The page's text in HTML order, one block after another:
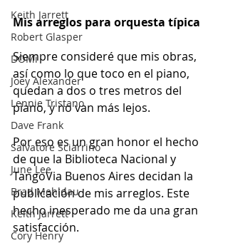
Keith Jarrett
Robert Glasper
DOMi
Joey Alexander
Lennie Tristano
Dave Frank
Salvatore Sciarrino
June Lee
Brad Mehldau
Keith Jarrett
Cory Henry
Mis arreglos para orquesta típica
Siempre consideré que mis obras,
así como lo que toco en el piano,
quedan a dos o tres metros del
piano, y no van más lejos.
Por eso es un gran honor el hecho
de que la Biblioteca Nacional y
TangoVia Buenos Aires decidan la
publicación de mis arreglos. Este
hecho inesperado me da una gran
satisfacción.